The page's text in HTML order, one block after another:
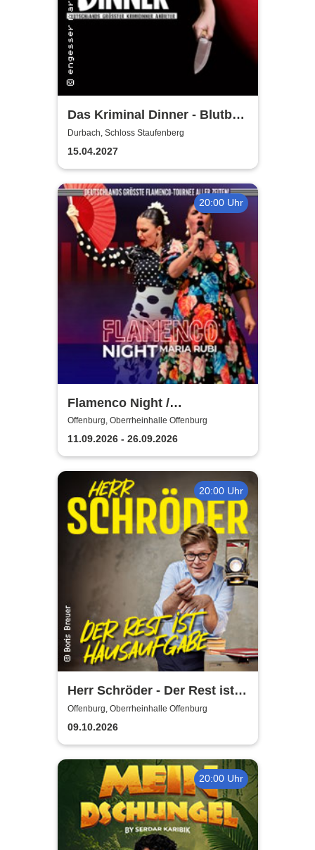
Das Kriminal Dinner - Blutbad
im Gemeinderat
Durbach, Schloss Staufenberg
15.04.2027
20:00 Uhr
Flamenco Night /
Flamencomanía Tour 26/27 -
Deutschlands größte
Flamenco-Tournee
Offenburg, Oberrheinhalle Offenburg
11.09.2026 - 26.09.2026
20:00 Uhr
Herr Schröder - Der Rest ist
Hausaufgabe
Offenburg, Oberrheinhalle Offenburg
09.10.2026
20:00 Uhr